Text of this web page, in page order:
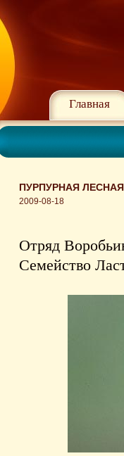
Главная
ПУРПУРНАЯ ЛЕСНАЯ
2009-08-18
Отряд
Семейство